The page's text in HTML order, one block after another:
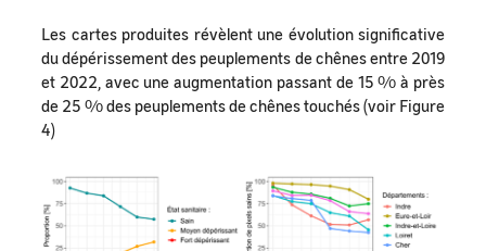
Les cartes produites révèlent une évolution significative
du dépérissement des peuplements de chênes entre 2019
et 2022, avec une augmentation passant de 15 % à près
de 25 % des peuplements de chênes touchés (voir Figure
4)